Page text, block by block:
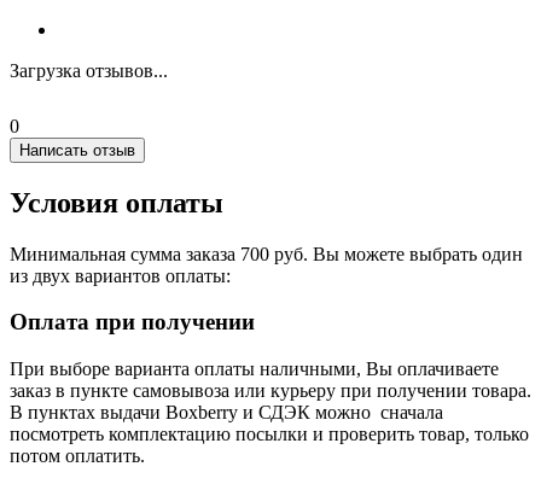
Загрузка отзывов...
0
Написать отзыв
Условия оплаты
Минимальная сумма заказа 700 руб. Вы можете выбрать один
из двух вариантов оплаты:
Оплата при получении
При выборе варианта оплаты наличными, Вы оплачиваете
заказ в пункте самовывоза или курьеру при получении товара.
В пунктах выдачи Boxberry и СДЭК можно сначала
посмотреть комплектацию посылки и проверить товар, только
потом оплатить.